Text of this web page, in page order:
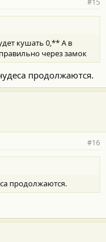
кушать 0,** А в
через замок
продолжаются.
#16
продолжаются.